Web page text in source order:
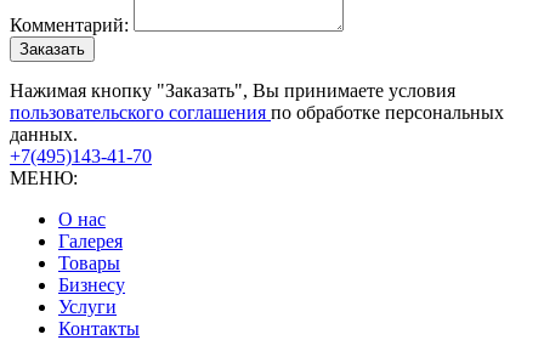
Комментарий:
Нажимая кнопку "Заказать", Вы принимаете условия
пользовательского соглашения по обработке персональных
данных.
+7(495)143-41-70
МЕНЮ:
О нас
Галерея
Товары
Бизнесу
Услуги
Контакты